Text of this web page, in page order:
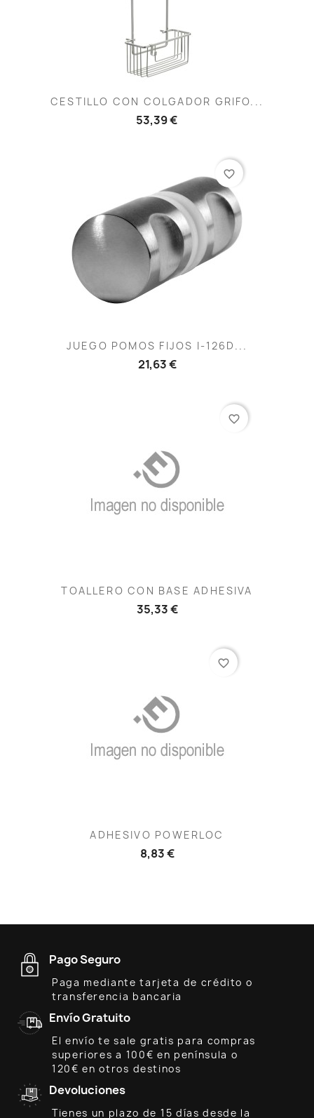
CESTILLO CON COLGADOR GRIFO...
53,39 €
JUEGO POMOS FIJOS I-126D...
21,63 €
favorite_border
TOALLERO CON BASE ADHESIVA
35,33 €
favorite_border
ADHESIVO POWERLOC
8,83 €
favorite_border
Pago Seguro
Paga mediante tarjeta de crédito o
transferencia bancaria
Envío Gratuito
El envío te sale gratis para compras
superiores a 100€ en península o
120€ en otros destinos
Devoluciones
Tienes un plazo de 15 días desde la